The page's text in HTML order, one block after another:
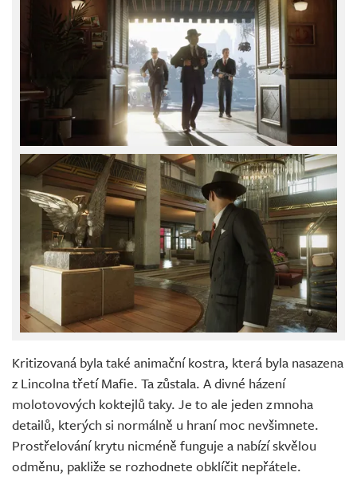
Kritizovaná byla také animační kostra, která byla nasazena
z Lincolna třetí Mafie. Ta zůstala. A divné házení
molotovových koktejlů taky. Je to ale jeden z mnoha
detailů, kterých si normálně u hraní moc nevšimnete.
Prostřelování krytu nicméně funguje a nabízí skvělou
odměnu, pakliže se rozhodnete obklíčit nepřátele.